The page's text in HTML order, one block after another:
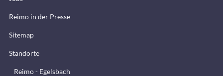
Reimo in der Presse
Sitemap
Standorte
Reimo - Egelsbach